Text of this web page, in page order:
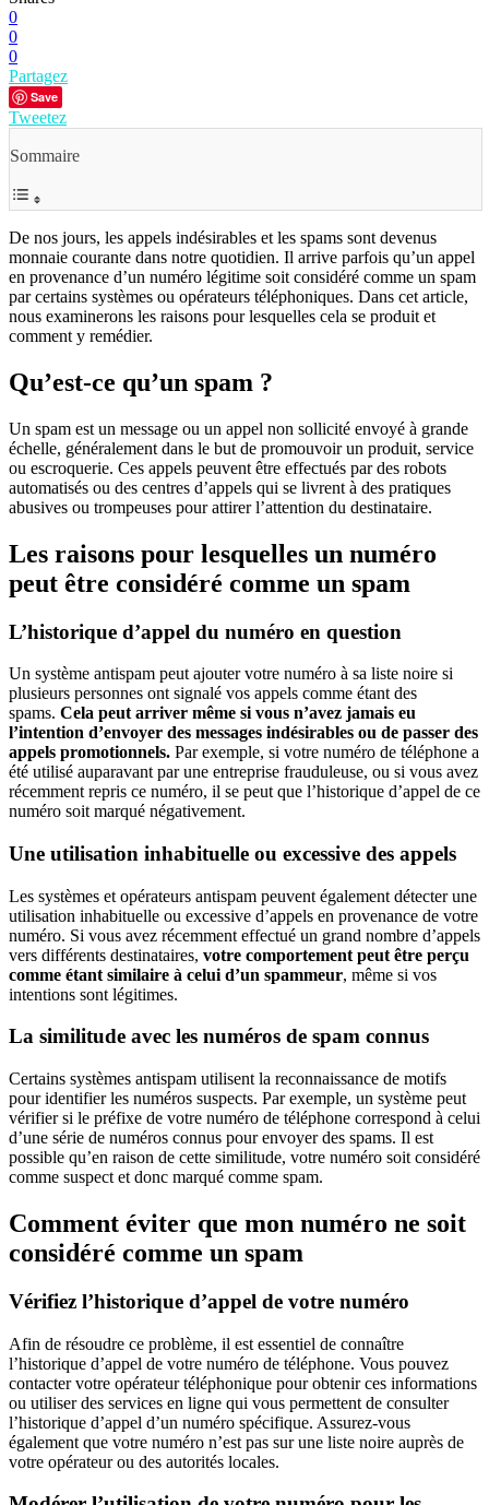
0
0
0
Partagez
Save
Tweetez
Sommaire
De nos jours, les appels indésirables et les spams sont devenus
monnaie courante dans notre quotidien. Il arrive parfois qu’un appel
en provenance d’un numéro légitime soit considéré comme un spam
par certains systèmes ou opérateurs téléphoniques. Dans cet article,
nous examinerons les raisons pour lesquelles cela se produit et
comment y remédier.
Qu’est-ce qu’un spam ?
Un spam est un message ou un appel non sollicité envoyé à grande
échelle, généralement dans le but de promouvoir un produit, service
ou escroquerie. Ces appels peuvent être effectués par des robots
automatisés ou des centres d’appels qui se livrent à des pratiques
abusives ou trompeuses pour attirer l’attention du destinataire.
Les raisons pour lesquelles un numéro
peut être considéré comme un spam
L’historique d’appel du numéro en question
Un système antispam peut ajouter votre numéro à sa liste noire si
plusieurs personnes ont signalé vos appels comme étant des
spams. Cela peut arriver même si vous n’avez jamais eu
l’intention d’envoyer des messages indésirables ou de passer des
appels promotionnels. Par exemple, si votre numéro de téléphone a
été utilisé auparavant par une entreprise frauduleuse, ou si vous avez
récemment repris ce numéro, il se peut que l’historique d’appel de ce
numéro soit marqué négativement.
Une utilisation inhabituelle ou excessive des appels
Les systèmes et opérateurs antispam peuvent également détecter une
utilisation inhabituelle ou excessive d’appels en provenance de votre
numéro. Si vous avez récemment effectué un grand nombre d’appels
vers différents destinataires, votre comportement peut être perçu
comme étant similaire à celui d’un spammeur, même si vos
intentions sont légitimes.
La similitude avec les numéros de spam connus
Certains systèmes antispam utilisent la reconnaissance de motifs
pour identifier les numéros suspects. Par exemple, un système peut
vérifier si le préfixe de votre numéro de téléphone correspond à celui
d’une série de numéros connus pour envoyer des spams. Il est
possible qu’en raison de cette similitude, votre numéro soit considéré
comme suspect et donc marqué comme spam.
Comment éviter que mon numéro ne soit
considéré comme un spam
Vérifiez l’historique d’appel de votre numéro
Afin de résoudre ce problème, il est essentiel de connaître
l’historique d’appel de votre numéro de téléphone. Vous pouvez
contacter votre opérateur téléphonique pour obtenir ces informations
ou utiliser des services en ligne qui vous permettent de consulter
l’historique d’appel d’un numéro spécifique. Assurez-vous
également que votre numéro n’est pas sur une liste noire auprès de
votre opérateur ou des autorités locales.